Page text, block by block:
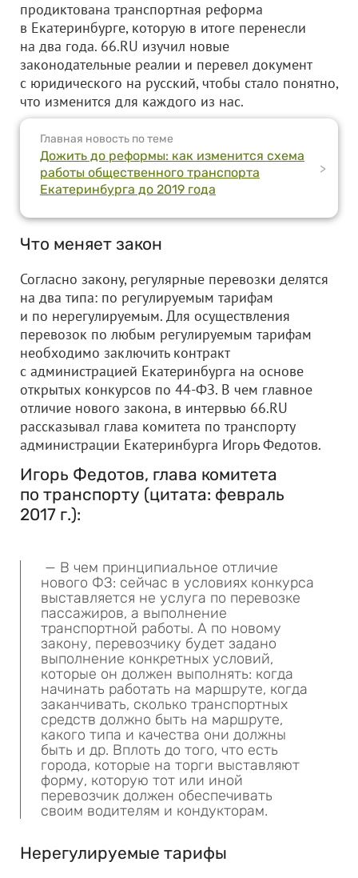
продиктована транспортная реформа
в Екатеринбурге, которую в итоге перенесли
на два года. 66.RU изучил новые
законодательные реалии и перевел документ
с юридического на русский, чтобы стало понятно,
что изменится для каждого из нас.
Главная новость по теме
Дожить до реформы: как изменится схема
работы общественного транспорта
Екатеринбурга до 2019 года
>
Что меняет закон
Согласно закону, регулярные перевозки делятся
на два типа: по регулируемым тарифам
и по нерегулируемым. Для осуществления
перевозок по любым регулируемым тарифам
необходимо заключить контракт
с администрацией Екатеринбурга на основе
открытых конкурсов по 44-ФЗ. В чем главное
отличие нового закона, в интервью 66.RU
рассказывал глава комитета по транспорту
администрации Екатеринбурга Игорь Федотов.
Игорь Федотов, глава комитета
по транспорту (цитата: февраль
2017 г.):
— В чем принципиальное отличие
нового ФЗ: сейчас в условиях конкурса
выставляется не услуга по перевозке
пассажиров, а выполнение
транспортной работы. А по новому
закону, перевозчику будет задано
выполнение конкретных условий,
которые он должен выполнять: когда
начинать работать на маршруте, когда
заканчивать, сколько транспортных
средств должно быть на маршруте,
какого типа и качества они должны
быть и др. Вплоть до того, что есть
города, которые на торги выставляют
форму, которую тот или иной
перевозчик должен обеспечивать
своим водителям и кондукторам.
Нерегулируемые тарифы